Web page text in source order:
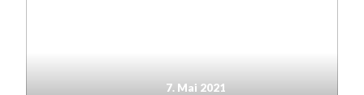
7. Mai 2021